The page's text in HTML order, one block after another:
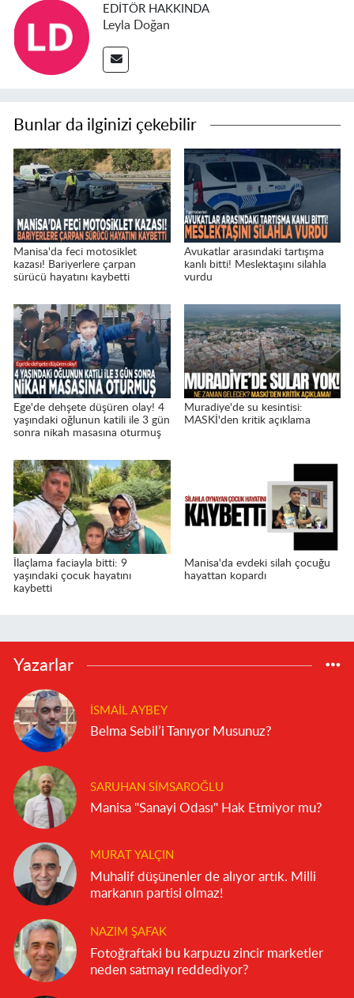
EDITÖR HAKKINDA
Leyla Doğan
Bunlar da ilginizi çekebilir
Manisa'da feci motosiklet
kazası! Bariyerlere çarpan
sürücü hayatını kaybetti
Avukatlar arasındaki tartışma
kanlı bitti! Meslektaşını silahla
vurdu
Ege'de dehşete düşüren olay! 4
yaşındaki oğlunun katili ile 3 gün
sonra nikah masasına oturmuş
Muradiye'de su kesintisi:
MASKİ'den kritik açıklama
İlaçlama faciayla bitti: 9
yaşındaki çocuk hayatını
kaybetti
Manisa'da evdeki silah çocuğu
hayattan kopardı
Yazarlar
İSMAIL AYBEY
Belma Sebil’i Tanıyor Musunuz?
SARUHAN SIMSAROĞLU
Manisa "Sanayi Odası" Hak Etmiyor mu?
MURAT YALÇIN
Muhalif düşünenler de alıyor artık. Milli
markanın partisi olmaz!
NAZIM ŞAFAK
Fotoğraftaki bu karpuzu zincir marketler
neden satmayı reddediyor?